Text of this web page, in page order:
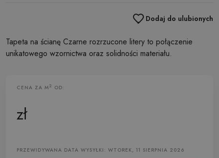
Dodaj do ulubionych
Tapeta na ścianę Czarne rozrzucone litery to połączenie
unikatowego wzornictwa oraz solidności materiału.
CENA ZA M2 OD:
zł
PRZEWIDYWANA DATA WYSYŁKI: WTOREK, 11 SIERPNIA 2026